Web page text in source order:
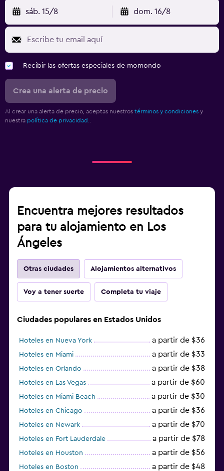
sáb. 15/8 dom. 16/8
Recibir las ofertas especiales de momondo
Crea una alerta de precio
Al crear una alerta de precio, aceptas nuestros términos y condiciones y
nuestra política de privacidad.
Encuentra mejores resultados
para tu alojamiento en Los
Ángeles
Otras ciudades Alojamientos alternativos
Voy a tener suerte Completa tu viaje
Ciudades populares en Estados Unidos
Hoteles en Nueva York a partir de $36
Hoteles en Miami a partir de $33
Hoteles en Orlando a partir de $38
Hoteles en Las Vegas a partir de $60
Hoteles en Miami Beach a partir de $30
Hoteles en Chicago a partir de $36
Hoteles en Newark a partir de $70
Hoteles en Fort Lauderdale a partir de $78
Hoteles en Houston a partir de $56
Hoteles en Boston a partir de $48